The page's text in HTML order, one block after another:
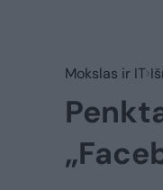
Mokslas ir IT